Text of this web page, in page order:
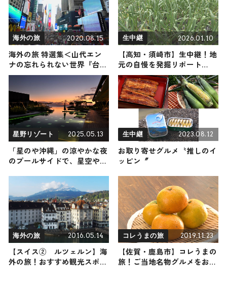
海外の旅 2020.08.15
海外の旅 特選集＜山代エン
ナの忘れられない世界『台湾
＆アメリカ』＞
生中継 2026.01.10
【高知・須崎市】生中継！地
元の自慢を発掘リポート
2026年1月10日放送
星野リゾート 2025.05.13
「星のや沖縄」の涼やかな夜
のプールサイドで、星空や三
みナイトプール」が開催中
生中継 2023.08.12
お取り寄せグルメ〝推しのイ
ッピン〞
海外の旅 2016.05.14
【スイス② ルツェルン】海
外の旅！おすすめ観光スポッ
コレうまの旅 2019.11.23
【佐賀・鹿島市】コレうまの
旅！ご当地名物グルメをお届